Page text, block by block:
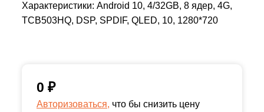
Характеристики: Android 10, 4/32GB, 8 ядер, 4G,
TCB503HQ, DSP, SPDIF, QLED, 10, 1280*720
0 ₽
Авторизоваться, что бы снизить цену